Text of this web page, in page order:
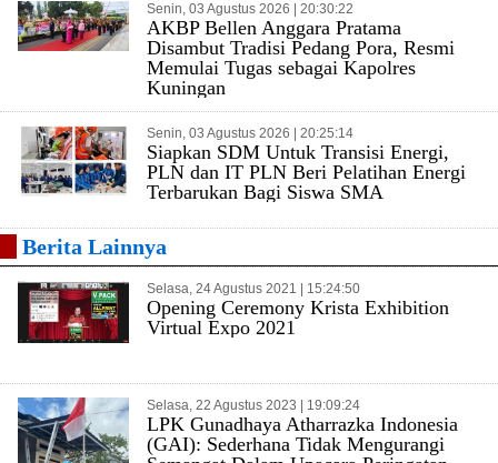
Senin, 03 Agustus 2026 | 20:30:22
AKBP Bellen Anggara Pratama
Disambut Tradisi Pedang Pora, Resmi
Memulai Tugas sebagai Kapolres
Kuningan
Senin, 03 Agustus 2026 | 20:25:14
Siapkan SDM Untuk Transisi Energi,
PLN dan IT PLN Beri Pelatihan Energi
Terbarukan Bagi Siswa SMA
Berita Lainnya
Selasa, 24 Agustus 2021 | 15:24:50
Opening Ceremony Krista Exhibition
Virtual Expo 2021
Selasa, 22 Agustus 2023 | 19:09:24
LPK Gunadhaya Atharrazka Indonesia
(GAI): Sederhana Tidak Mengurangi